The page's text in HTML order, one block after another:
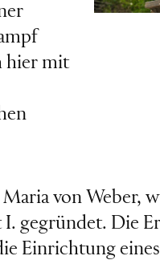
hier mit
von Weber,
Die
Einrichtung